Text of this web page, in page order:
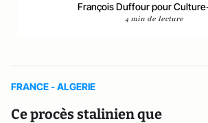
François Duffour pour
4 min de lecture
FRANCE - ALGERIE
Ce procès stalinien que